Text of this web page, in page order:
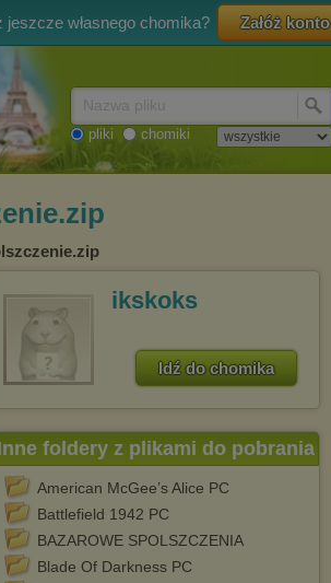
jeszcze własnego chomika? Załóż konto
pliki chomiki
ikskoks
Idź do chomika
foldery z plikami do pobrania
American McGee’s Alice PC
Battlefield 1942 PC
BAZAROWE SPOLSZCZENIA
Blade Of Darkness PC